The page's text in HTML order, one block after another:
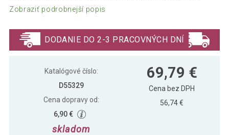
Zobraziť podrobnejší popis
DODANIE DO 2-3 PRACOVNÝCH DNÍ
Katalógové číslo:
D55329
Cena dopravy od:
6,90 €
skladom
69,79 €
Cena bez DPH
56,74 €